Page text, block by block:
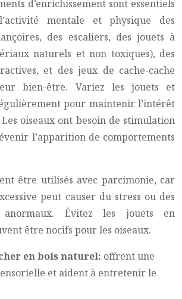
d’enrichissement sont essentiels
mentale et physique des
des escaliers, des jouets à
naturels et non toxiques), des
et des jeux de cache-cache
bien-être. Variez les jouets et
pour maintenir l’intérêt
oiseaux ont besoin de stimulation
l’apparition de comportements
être utilisés avec parcimonie, car
peut causer du stress ou des
anormaux. Évitez les jouets en
être nocifs pour les oiseaux.
en bois naturel: offrent une
et aident à entretenir le